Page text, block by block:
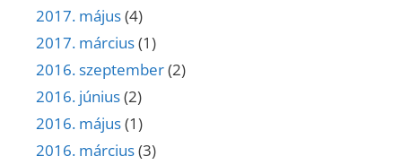
2017. május(4)
2017. március(1)
2016. szeptember(2)
2016. június(2)
2016. május(1)
2016. március(3)